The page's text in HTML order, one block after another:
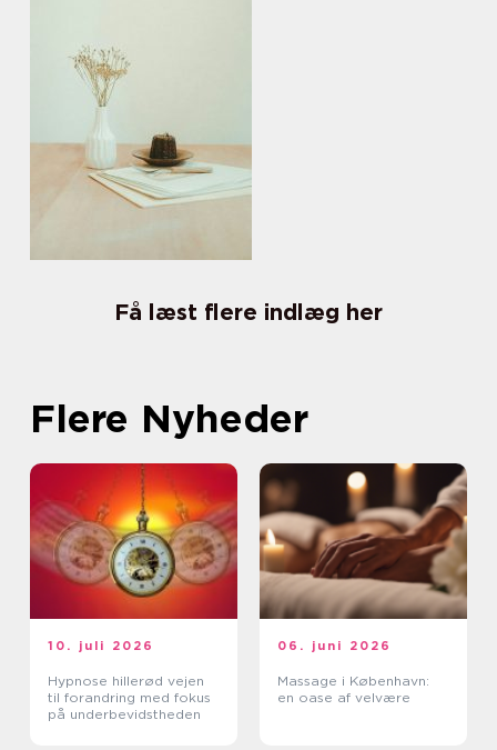
Få læst flere indlæg her
Flere Nyheder
10. juli 2026
Hypnose hillerød vejen
til forandring med fokus
på underbevidstheden
06. juni 2026
Massage i København:
en oase af velvære